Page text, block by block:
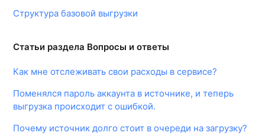
Структура базовой выгрузки
Статьи раздела Вопросы и ответы
Как мне отслеживать свои расходы в сервисе?
Поменялся пароль аккаунта в источнике, и теперь
выгрузка происходит с ошибкой.
Почему источник долго стоит в очереди на загрузку?